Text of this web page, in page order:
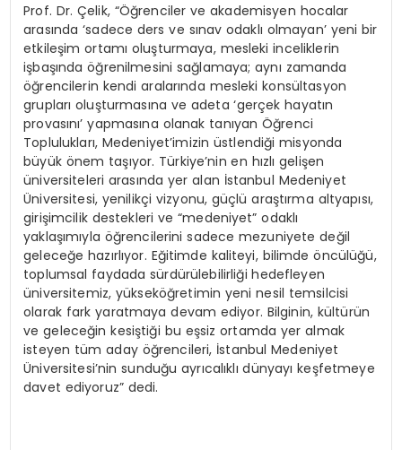
Prof. Dr. Çelik, “Öğrenciler ve akademisyen hocalar
arasında ‘sadece ders ve sınav odaklı olmayan’ yeni bir
etkileşim ortamı oluşturmaya, mesleki inceliklerin
işbaşında öğrenilmesini sağlamaya; aynı zamanda
öğrencilerin kendi aralarında mesleki konsültasyon
grupları oluşturmasına ve adeta ‘gerçek hayatın
provasını’ yapmasına olanak tanıyan Öğrenci
Toplulukları, Medeniyet’imizin üstlendiği misyonda
büyük önem taşıyor. Türkiye’nin en hızlı gelişen
üniversiteleri arasında yer alan İstanbul Medeniyet
Üniversitesi, yenilikçi vizyonu, güçlü araştırma altyapısı,
girişimcilik destekleri ve “medeniyet” odaklı
yaklaşımıyla öğrencilerini sadece mezuniyete değil
geleceğe hazırlıyor. Eğitimde kaliteyi, bilimde öncülüğü,
toplumsal faydada sürdürülebilirliği hedefleyen
üniversitemiz, yükseköğretimin yeni nesil temsilcisi
olarak fark yaratmaya devam ediyor. Bilginin, kültürün
ve geleceğin kesiştiği bu eşsiz ortamda yer almak
isteyen tüm aday öğrencileri, İstanbul Medeniyet
Üniversitesi’nin sunduğu ayrıcalıklı dünyayı keşfetmeye
davet ediyoruz” dedi.